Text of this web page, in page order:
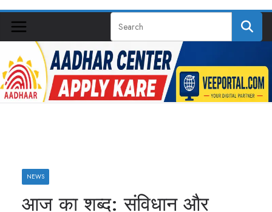
NEWS
आज का शब्द: संविधान और